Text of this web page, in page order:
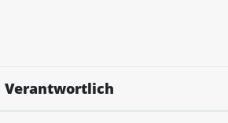
Verantwortlich